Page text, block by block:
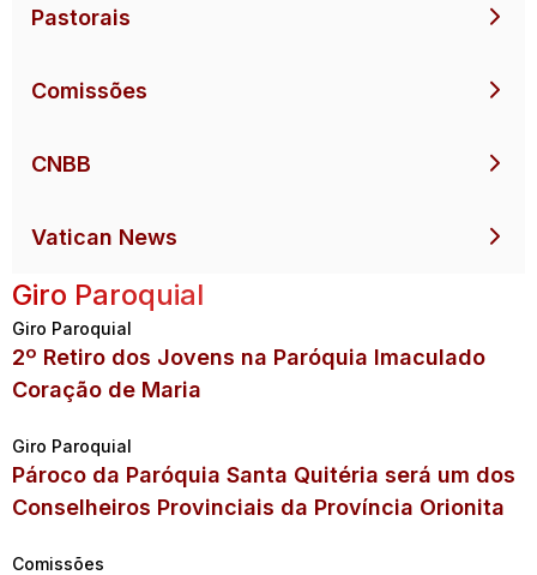
Pastorais
Comissões
CNBB
Vatican News
Giro Paroquial
Giro Paroquial
2º Retiro dos Jovens na Paróquia Imaculado
Coração de Maria
Giro Paroquial
Pároco da Paróquia Santa Quitéria será um dos
Conselheiros Provinciais da Província Orionita
Comissões